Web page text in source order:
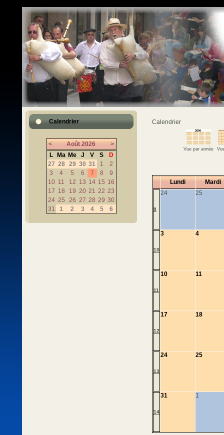
Calendrier
< Août 2026
>
L
Ma Me J V S
D
27 28 29 30 31 1
2
3
4 5 6 7 8
9
10 11 12 13 14 15 16
17 18 19 20 21 22 23
24 25 26 27 28 29 30
31
1 2 3 4 5 6
Calendrier
Vue par année
Lundi Mardi
9
24 25
10
3 4
11
10 11
12
17 18
13
24 25
14
31 1